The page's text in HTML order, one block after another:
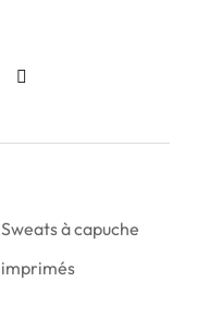
Sweats à capuche
imprimés